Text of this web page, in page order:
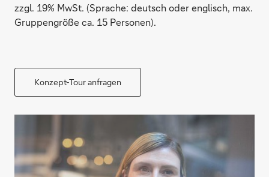
zzgl. 19% MwSt. (Sprache: deutsch oder englisch, max.
Gruppengröße ca. 15 Personen).
Konzept-Tour anfragen